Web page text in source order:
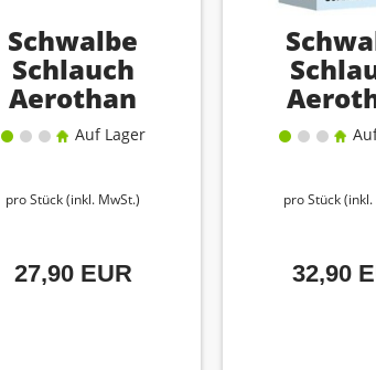
Schwalbe
Schlauch
Aerothan
SV 17E
Auf Lager
pro Stück (inkl. MwSt.)
27,90 EUR
Gravel/
SCV
pro Stück (inkl.
32,90